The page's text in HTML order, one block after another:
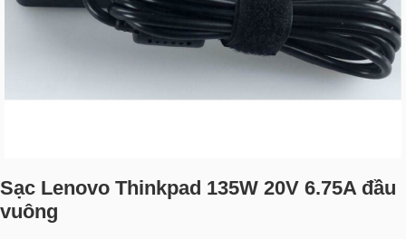
Sạc Lenovo Thinkpad 135W 20V 6.75A đầu
vuông